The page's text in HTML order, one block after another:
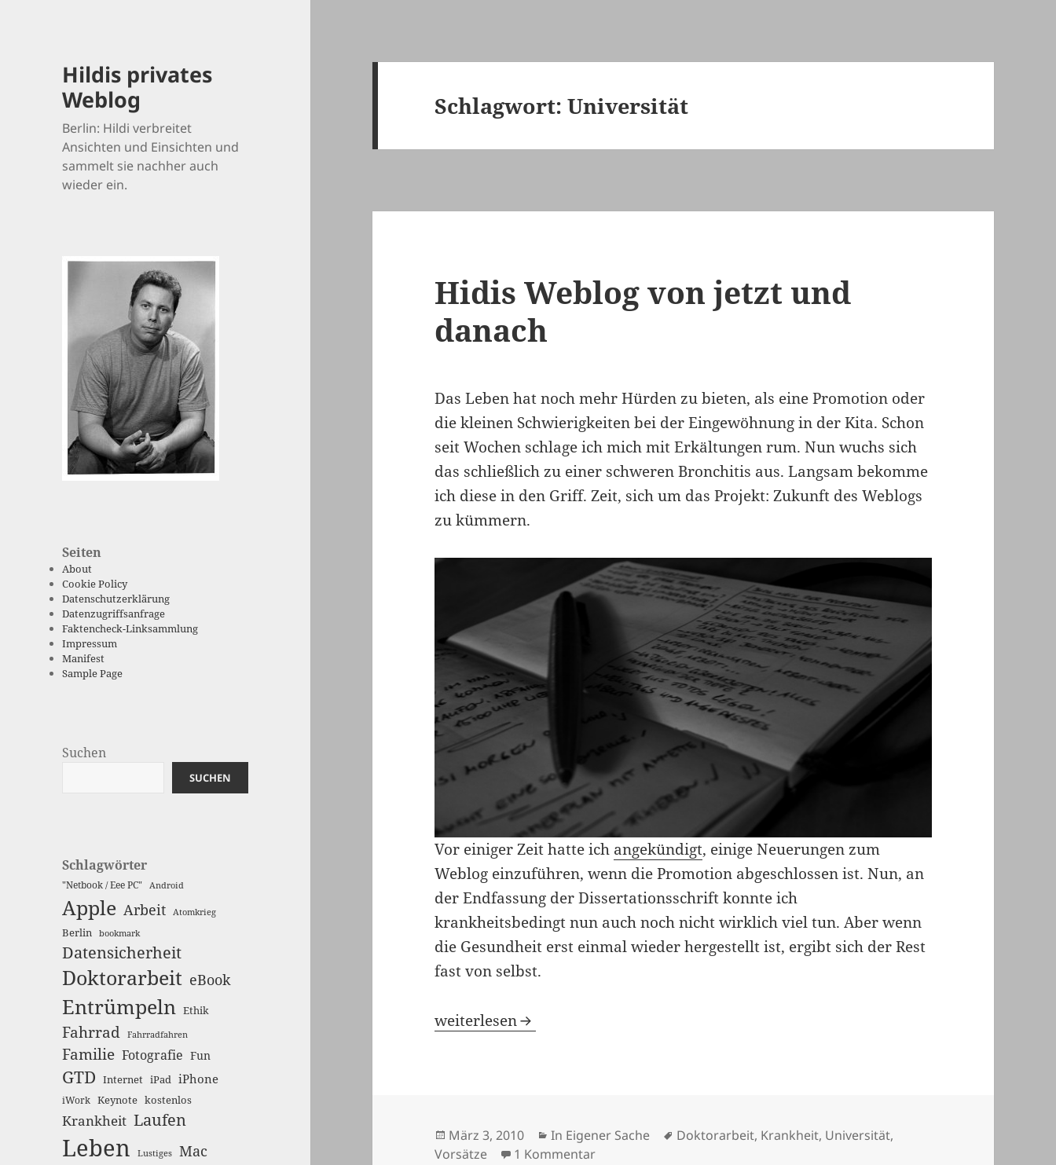
Hildis privates
Weblog
Berlin: Hildi verbreitet
Ansichten und Einsichten und
sammelt sie nachher auch
wieder ein.
Seiten
About
Cookie Policy
Datenschutzerklärung
Datenzugriffsanfrage
Faktencheck-Linksammlung
Impressum
Manifest
Sample Page
Suchen
SUCHEN
Schlagwörter
"Netbook / Eee PC" Android
Apple Arbeit Atomkrieg
Berlin bookmark
Datensicherheit
Doktorarbeit eBook
Entrümpeln Ethik
Fahrrad Fahrradfahren
Familie Fotografie Fun
GTD Internet iPad iPhone
iWork Keynote kostenlos
Krankheit Laufen
Leben Lustiges Mac
Schlagwort:Universität
Hidis Weblog von jetzt und
danach
Das Leben hat noch mehr Hürden zu bieten, als eine Promotion oder
die kleinen Schwierigkeiten bei der Eingewöhnung in der Kita. Schon
seit Wochen schlage ich mich mit Erkältungen rum. Nun wuchs sich
das schließlich zu einer schweren Bronchitis aus. Langsam bekomme
ich diese in den Griff. Zeit, sich um das Projekt: Zukunft des Weblogs
zu kümmern.
Vor einiger Zeit hatte ich angekündigt, einige Neuerungen zum
Weblog einzuführen, wenn die Promotion abgeschlossen ist. Nun, an
der Endfassung der Dissertationsschrift konnte ich
krankheitsbedingt nun auch noch nicht wirklich viel tun. Aber wenn
die Gesundheit erst einmal wieder hergestellt ist, ergibt sich der Rest
fast von selbst.
Hidis Weblog von jetzt und danach
weiterlesen
Veröffentlicht
am
März 3, 2010 Kategorien
In Eigener Sache Schlagwörter
Doktorarbeit, Krankheit, Universität,
Vorsätze
1 Kommentarzu Hidis Weblog von jetzt und danach